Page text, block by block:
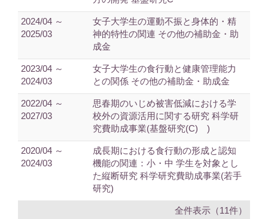
2024/04 ～
2025/03
女子大学生の運動不振と身体的・精
神的特性の関連 その他の補助金・助
成金
2023/04 ～
2024/03
女子大学生の食行動と健康管理能力
との関係 その他の補助金・助成金
2022/04 ～
2027/03
思春期のいじめ被害低減における学
校外の資源活用に関する研究 科学研
究費助成事業(基盤研究(C) )
2020/04 ～
2024/03
成長期における食行動の形成と認知
機能の関連：小・中 学生を対象とし
た縦断研究 科学研究費助成事業(若手
研究)
全件表示（11件）